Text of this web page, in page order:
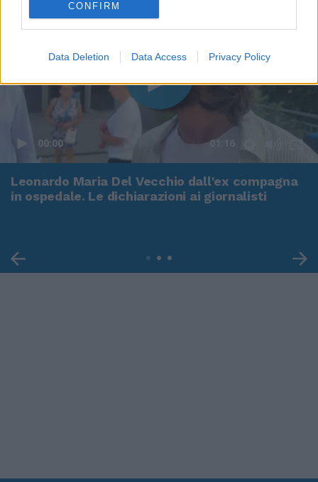
CONFIRM
Data Deletion Data Access Privacy Policy
00:00 01:16
Leonardo Maria Del Vecchio dall'ex compagna
in ospedale. Le dichiarazioni ai giornalisti